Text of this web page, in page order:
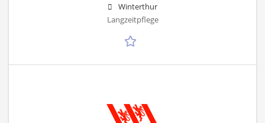
Winterthur
Langzeitpflege